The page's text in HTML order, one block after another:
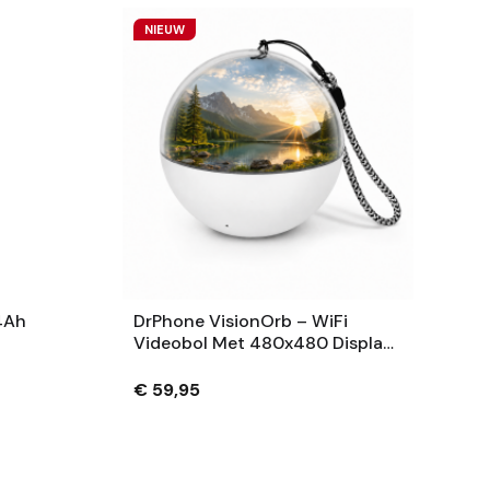
NIEUW
DrPhone VisionOrb – WiFi
Videobol Met 480x480 Display
– USB-C – Wit
€ 59,95